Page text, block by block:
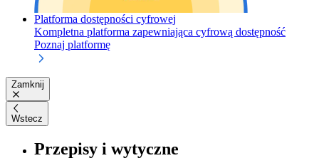
Platforma dostępności cyfrowej
Kompletna platforma zapewniająca cyfrową dostępność
Poznaj platformę
Zamknij
Wstecz
Przepisy i wytyczne